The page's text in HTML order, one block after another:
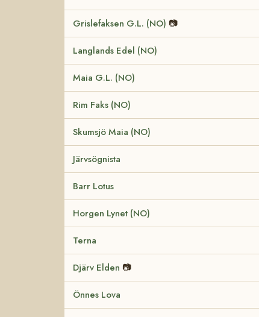
Grislefaksen G.L. (NO) 📷
Langlands Edel (NO)
Maia G.L. (NO)
Rim Faks (NO)
Skumsjö Maia (NO)
Järvsögnista
Barr Lotus
Horgen Lynet (NO)
Terna
Djärv Elden 📷
Önnes Lova